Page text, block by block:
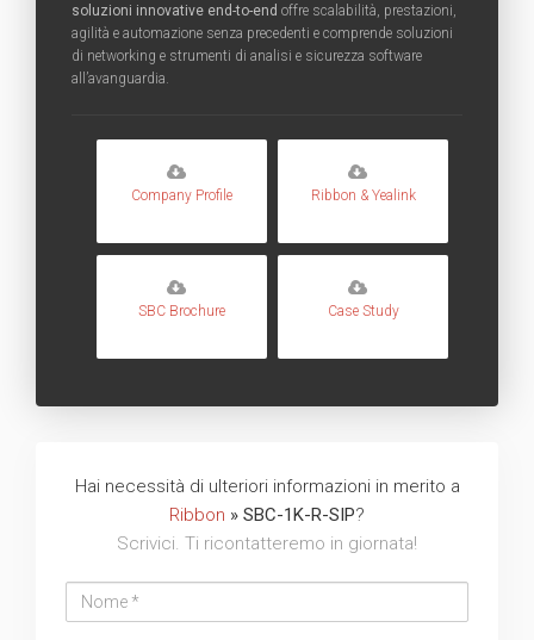
soluzioni innovative end-to-end offre scalabilità, prestazioni,
agilità e automazione senza precedenti e comprende soluzioni
di networking e strumenti di analisi e sicurezza software
all’avanguardia.
Company Profile Ribbon & Yealink
SBC Brochure Case Study
Hai necessità di ulteriori informazioni in merito a
Ribbon » SBC-1K-R-SIP?
Scrivici. Ti ricontatteremo in giornata!